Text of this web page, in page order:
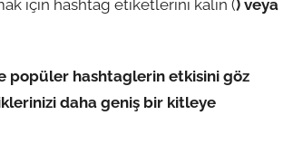
için hashtag etiketlerini kalın () veya
popüler hashtaglerin etkisini göz
daha geniş bir kitleye